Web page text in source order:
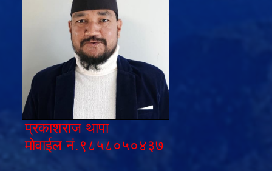
प्रकाशराज थापा
मोवाईल नं.९८५८०५०४३७